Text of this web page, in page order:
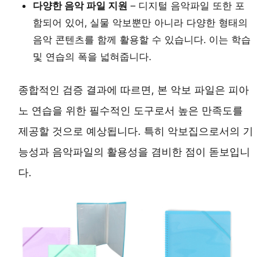
다양한 음악 파일 지원 – 디지털 음악파일 또한 포
함되어 있어, 실물 악보뿐만 아니라 다양한 형태의
음악 콘텐츠를 함께 활용할 수 있습니다. 이는 학습
및 연습의 폭을 넓혀줍니다.
종합적인 검증 결과에 따르면, 본 악보 파일은 피아
노 연습을 위한 필수적인 도구로서 높은 만족도를
제공할 것으로 예상됩니다. 특히 악보집으로서의 기
능성과 음악파일의 활용성을 겸비한 점이 돋보입니
다.